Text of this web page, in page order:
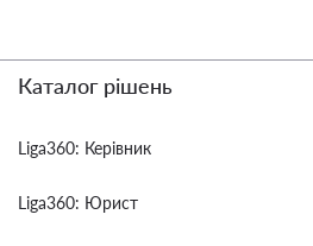
Каталог рішень
Liga360: Керівник
Liga360: Юрист